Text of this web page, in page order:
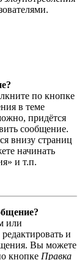
по кнопке
в теме
придётся
сообщение.
внизу страниц
начинать
и т.п.
или
и
Вы можете
кнопке Правка